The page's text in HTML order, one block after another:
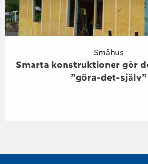
Småhus
Smarta konstruktioner gör
”göra-det-själv”